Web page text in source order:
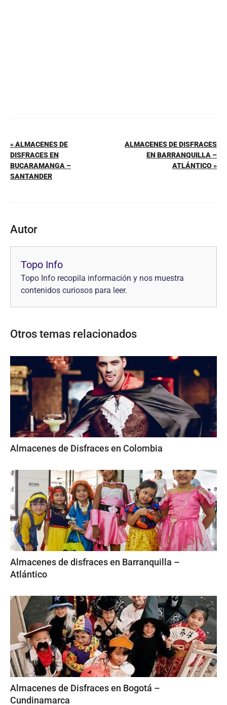
« ALMACENES DE
DISFRACES EN
BUCARAMANGA –
SANTANDER
ALMACENES DE DISFRACES
EN BARRANQUILLA –
ATLÁNTICO »
Autor
Topo Info
Topo Info recopila información y nos muestra
contenidos curiosos para leer.
Otros temas relacionados
Almacenes de Disfraces en Colombia
Almacenes de disfraces en Barranquilla –
Atlántico
Almacenes de Disfraces en Bogotá –
Cundinamarca